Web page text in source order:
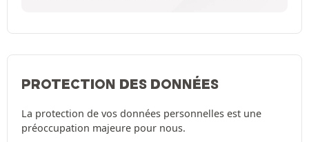
PROTECTION DES DONNÉES
La protection de vos données personnelles est une
préoccupation majeure pour nous.